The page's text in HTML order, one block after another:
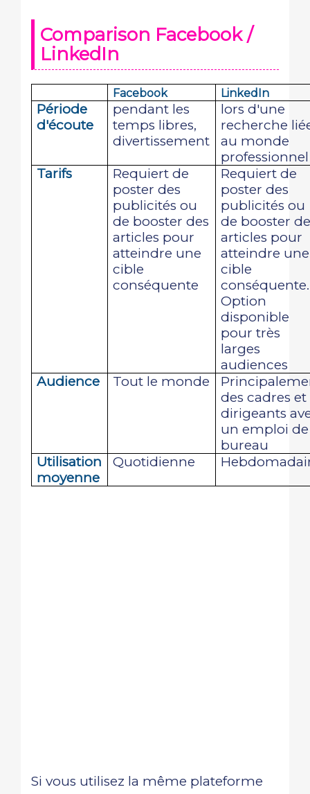
Comparison Facebook /
LinkedIn
Facebook LinkedIn
Période
d'écoute
pendant les
temps libres,
divertissement
lors d'une
recherche
au monde
professionnel
Tarifs
Requiert de
poster des
publicités ou
de booster des
articles pour
atteindre une
cible
conséquente
Requiert de
poster des
publicités ou
de booster
articles pour
atteindre une
cible
conséquente.
Option
disponible
pour très
larges
audiences
Audience
Tout le monde
des cadres et
dirigeants
un emploi de
bureau
Utilisation
moyenne
Quotidienne
Si vous utilisez la même plateforme